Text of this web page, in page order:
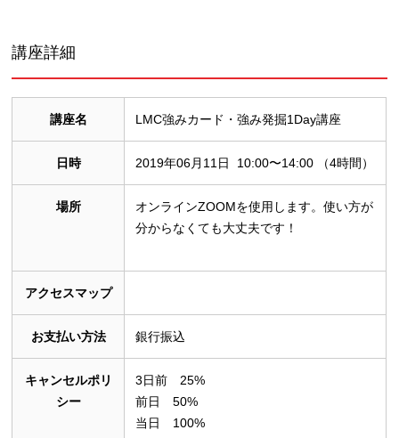
講座詳細
講座名 LMC強みカード・強み発掘1Day講座
日時 2019年06月11日 10:00〜14:00 （4時間）
場所
オンラインZOOMを使用します。使い方が
分からなくても大丈夫です！
アクセスマップ
お支払い方法 銀行振込
キャンセルポリ
シー
3日前 25%
前日 50%
当日 100%